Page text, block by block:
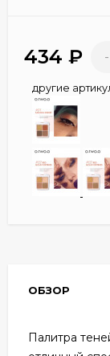
434 ₽ -
другие
ОБЗОР
Палитра